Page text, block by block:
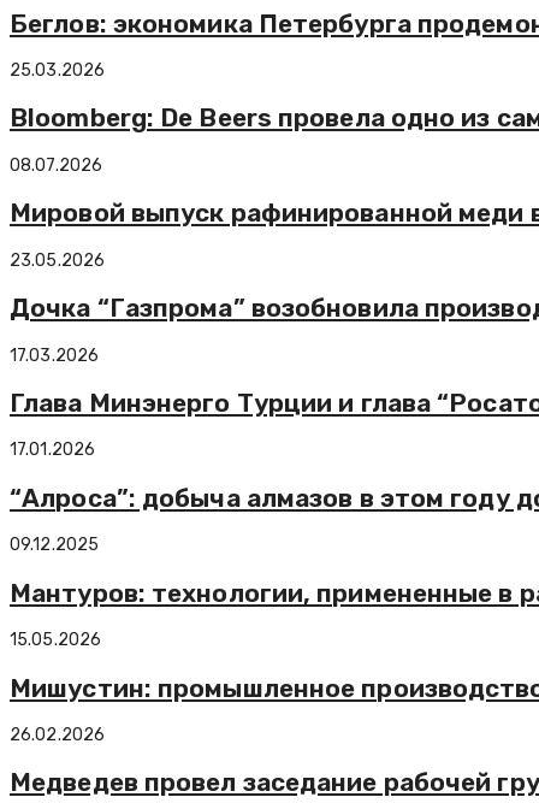
Беглов: экономика Петербурга
25.03.2026
Bloomberg: De Beers провела одно из
08.07.2026
Мировой выпуск рафинированной меди
23.05.2026
Дочка “Газпрома” возобновила
17.03.2026
Глава Минэнерго Турции и глава
17.01.2026
“Алроса”: добыча алмазов в этом году
09.12.2025
Мантуров: технологии, примененные в
15.05.2026
Мишустин: промышленное
26.02.2026
Медведев провел заседание рабочей